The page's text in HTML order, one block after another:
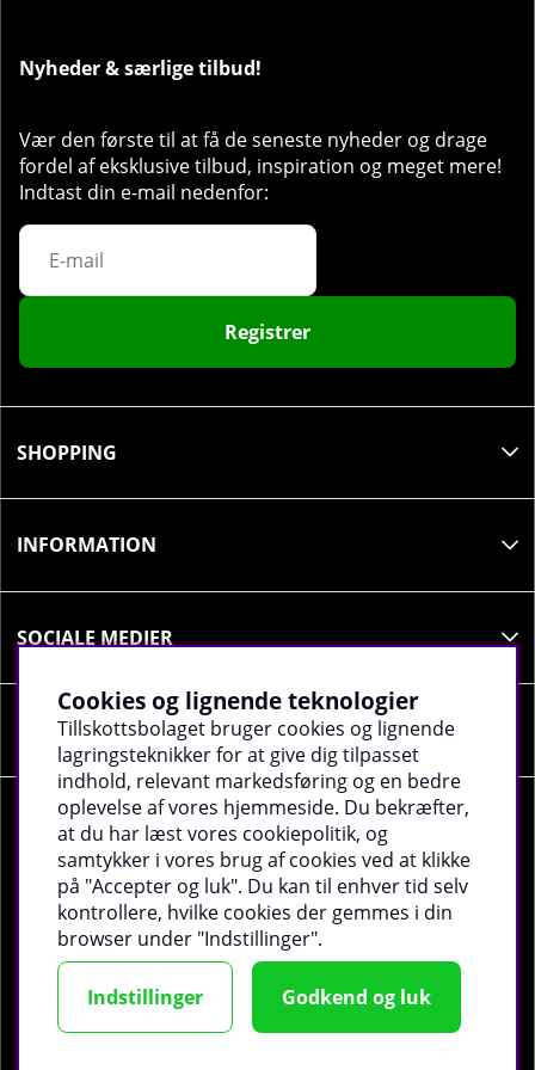
Nyheder & særlige tilbud!
Vær den første til at få de seneste nyheder og drage
fordel af eksklusive tilbud, inspiration og meget mere!
Indtast din e-mail nedenfor:
Registrer
SHOPPING
INFORMATION
SOCIALE MEDIER
VIRKSOMHEDSOPLYSNINGER
©2026 tillskottsbolaget.dk. Vi bruger cookies -Læs
mere.
Cookies og lignende teknologier
Tillskottsbolaget bruger cookies og lignende
lagringsteknikker for at give dig tilpasset
indhold, relevant markedsføring og en bedre
oplevelse af vores hjemmeside. Du bekræfter,
at du har læst vores cookiepolitik, og
samtykker i vores brug af cookies ved at klikke
på "Accepter og luk". Du kan til enhver tid selv
kontrollere, hvilke cookies der gemmes i din
browser under "Indstillinger".
Indstillinger Godkend og luk